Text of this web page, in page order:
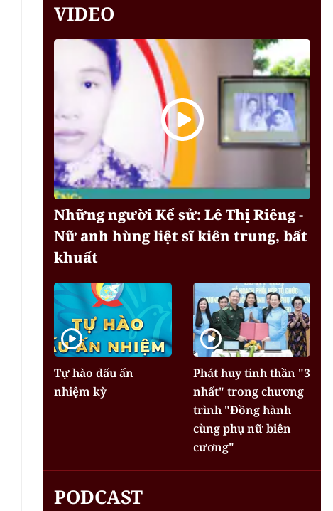
VIDEO
Những người Kể sử: Lê Thị Riêng -
Nữ anh hùng liệt sĩ kiên trung, bất
khuất
Tự hào dấu ấn
nhiệm kỳ
Phát huy tinh thần "3
nhất" trong chương
trình "Đồng hành
cùng phụ nữ biên
cương"
PODCAST